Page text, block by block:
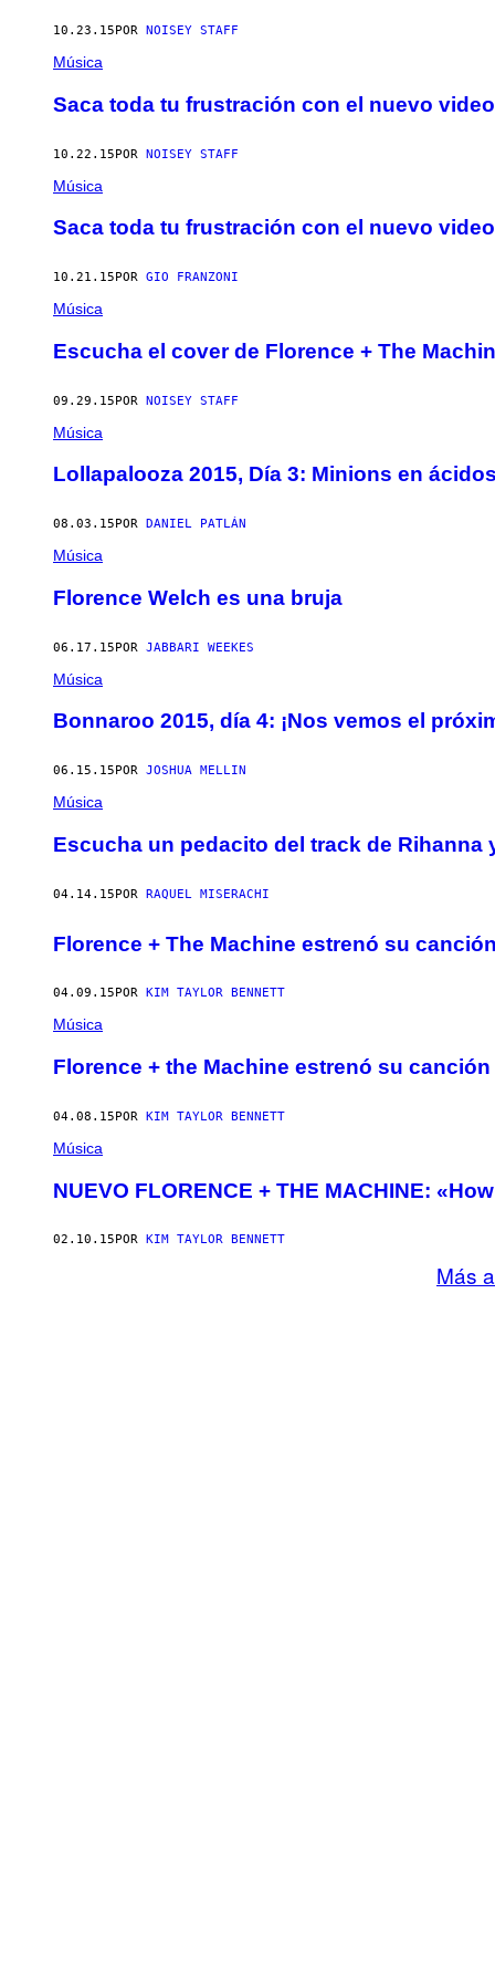
10.23.15 POR NOISEY STAFF
Música
Saca toda tu frustración con el nuevo
10.22.15POR NOISEY STAFF
Música
Saca toda tu frustración con el nuevo
10.21.15 POR GIO FRANZONI
Música
Escucha el cover de Florence + The
09.29.15POR NOISEY STAFF
Música
Lollapalooza 2015, Día 3: Minions en
08.03.15 POR DANIEL PATLÁN
Música
Florence Welch es una bruja
06.17.15POR JABBARI WEEKES
Música
Bonnaroo 2015, día 4: ¡Nos vemos el
06.15.15 POR JOSHUA MELLIN
Música
Escucha un pedacito del track de Rihanna
04.14.15POR RAQUEL MISERACHI
Florence + The Machine estrenó su
04.09.15 POR KIM TAYLOR BENNETT
Música
Florence + the Machine estrenó su
04.08.15POR KIM TAYLOR BENNETT
Música
NUEVO FLORENCE + THE MACHINE:
02.10.15 POR KIM TAYLOR BENNETT
Más